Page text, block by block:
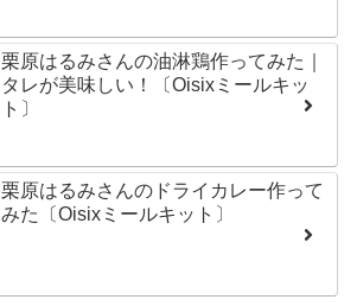
栗原はるみさんの油淋鶏作ってみた｜
タレが美味しい！〔Oisixミールキッ
ト〕
栗原はるみさんのドライカレー作って
みた〔Oisixミールキット〕